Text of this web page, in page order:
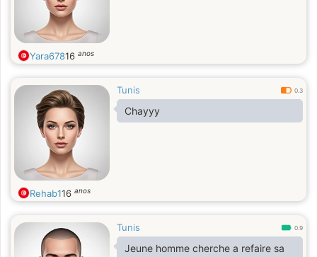
Yara67816 anos
Tunis 0.3
Chayyy
Rehab116 anos
Tunis 0.9
Jeune homme cherche a refaire sa